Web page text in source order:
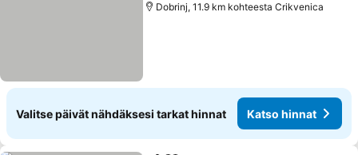
Dobrinj, 11.9 km kohteesta Crikvenica
Valitse päivät nähdäksesi tarkat hinnat Katso hinnat